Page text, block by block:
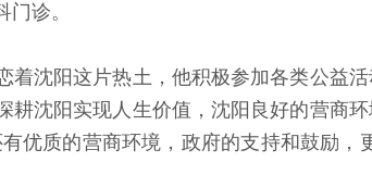
诊。
沈阳这片热土，他积极参加各类公益活
耕沈阳实现人生价值，沈阳良好的营商
优质的营商环境，政府的支持和鼓励